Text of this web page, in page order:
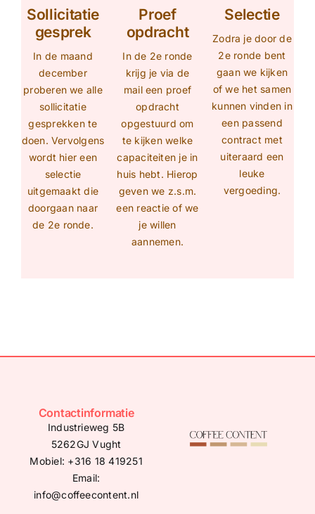
Sollicitatie
gesprek
In de maand
december
proberen we alle
sollicitatie
gesprekken te
doen. Vervolgens
wordt hier een
selectie
uitgemaakt die
doorgaan naar
de 2e ronde.
Proef
opdracht
In de 2e ronde
krijg je via de
mail een proef
opdracht
opgestuurd om
te kijken welke
capaciteiten je in
huis hebt. Hierop
geven we z.s.m.
een reactie of we
je willen
aannemen.
Selectie
Zodra je door de
2e ronde bent
gaan we kijken
of we het samen
kunnen vinden in
een passend
contract met
uiteraard een
leuke
vergoeding.
Contactinformatie
Industrieweg 5B
5262GJ Vught
Mobiel: +316 18 419251
Email:
info@coffeecontent.nl